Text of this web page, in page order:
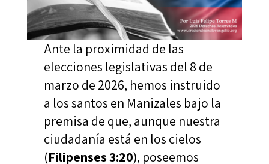
Ante la proximidad de las
elecciones legislativas del 8 de
marzo de 2026, hemos instruido
a los santos en Manizales bajo la
premisa de que, aunque nuestra
ciudadanía está en los cielos
(Filipenses 3:20), poseemos